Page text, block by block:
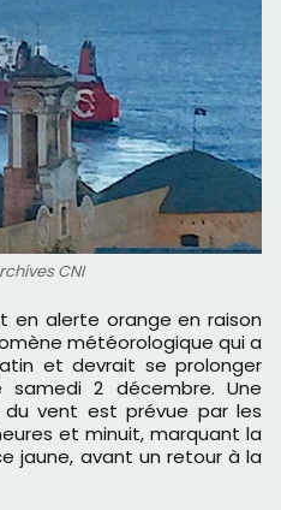
CNI
météorologique qui a
et devrait se prolonger
2 décembre. Une
du vent est prévue par les
et minuit, marquant la
jaune, avant un retour à la